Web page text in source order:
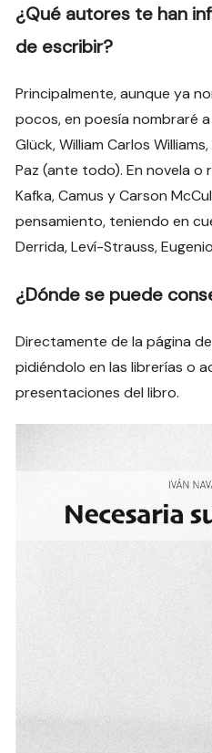
¿Qué autores te han
de escribir?
Principalmente, aunque ya
pocos, en poesía nombraré a
Glück, William Carlos
Paz (ante todo). En novela o
Kafka, Camus y Carson
pensamiento, teniendo en
Derrida, Leví-Strauss,
¿Dónde se puede
Directamente de la página
pidiéndolo en las librerías o
presentaciones del libro.